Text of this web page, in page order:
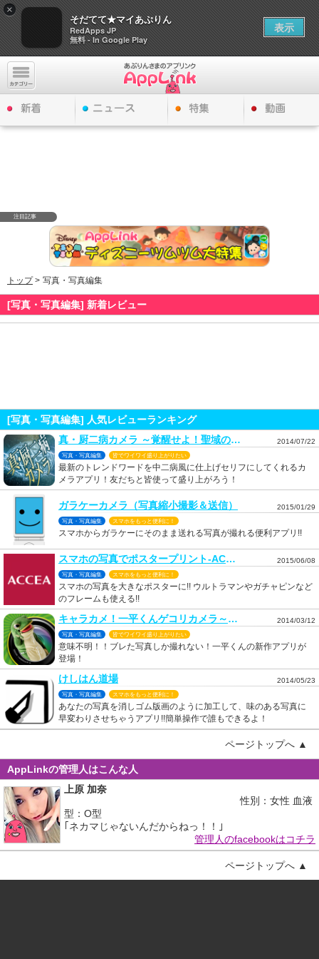
×
そだてて★マイあぷりん
RedApps JP
無料 - In Google Play
表示
注目記事
トップ> 写真・写真編集
[写真・写真編集] 新着レビュー
[写真・写真編集] 人気レビューランキング
真・厨二病カメラ ～覚醒せよ！聖域のフォトグラフィー
2014/07/22
写真・写真編集 皆でワイワイ盛り上がりたい
最新のトレンドワードを中二病風に仕上げセリフにしてくれるカ
メラアプリ！友だちと皆使って盛り上がろう！
ガラケーカメラ（写真縮小撮影＆送信） 2015/01/29
写真・写真編集 スマホをもっと便利に！
スマホからガラケーにそのまま送れる写真が撮れる便利アプリ!!
スマホの写真でポスタープリント-ACCEA(アクセア)2015/06/08
写真・写真編集 スマホをもっと便利に！
スマホの写真を大きなポスターに!! ウルトラマンやガチャピンなど
のフレームも使える!!
キャラカメ！一平くんゲコリカメラ～カエルのタマゴっ
2014/03/12
写真・写真編集 皆でワイワイ盛り上がりたい
意味不明！！ブレた写真しか撮れない！一平くんの新作アプリが
登場！
けしはん道場 2014/05/23
写真・写真編集 スマホをもっと便利に！
あなたの写真を消しゴム版画のように加工して、味のある写真に
早変わりさせちゃうアプリ!!簡単操作で誰もできるよ！
ページトップへ ▲
AppLinkの管理人はこんな人
上原 加奈
性別：女性 血液
型：O型
｢ネカマじゃないんだからねっ！！｣
管理人のfacebookはコチラ
ページトップへ ▲